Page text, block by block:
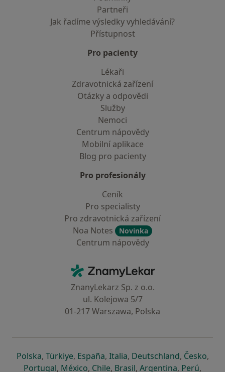
Partneři
Jak řadíme výsledky vyhledávání?
Přístupnost
Pro pacienty
Lékaři
Zdravotnická zařízení
Otázky a odpovědi
Služby
Nemoci
Centrum nápovědy
Mobilní aplikace
Blog pro pacienty
Pro profesionály
Ceník
Pro specialisty
Pro zdravotnická zařízení
Noa Notes
Novinka
Centrum nápovědy
ZnamyLekar - Hlavní stránka
ZnanyLekarz Sp. z o.o.
ul. Kolejowa 5/7
01-217 Warszawa, Polska
Polskase otevře v nové záložce
, Türkiyese otevře v nové záložce
, Españase otevře v nové záložce
, Italiase otevře v nové záložce
, Deutschlandse otevře v
, Českose
,
Portugalse otevře v nové záložce
, Méxicose otevře v nové záložce
, Chilese otevře v nové záložce
, Brasilse otevře v nové
, Argentinase otevře v
, Perúse
,